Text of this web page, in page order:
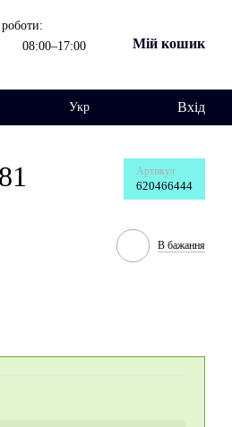
08:00–17:00 Мій кошик
Укр Вхід
Артикул
620466444
В бажання